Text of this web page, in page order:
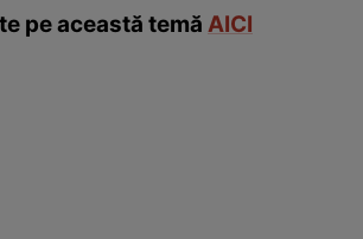
pe această temă AICI